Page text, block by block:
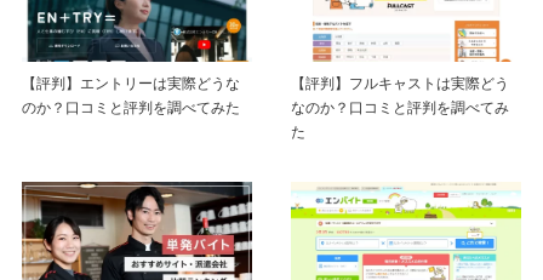
【評判】エントリーは実際どうな
のか？口コミと評判を調べてみた
【評判】フルキャストは実際どう
なのか？口コミと評判を調べてみ
た